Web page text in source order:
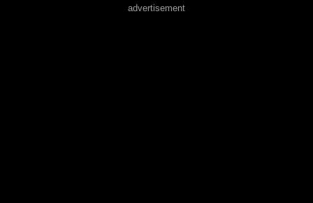
advertisement